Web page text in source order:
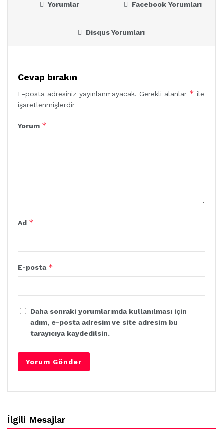
Yorumlar Facebook Yorumları
Disqus Yorumları
Cevap bırakın
E-posta adresiniz yayınlanmayacak. Gerekli alanlar * ile
işaretlenmişlerdir
Yorum *
Ad *
E-posta *
Daha sonraki yorumlarımda kullanılması için
adım, e-posta adresim ve site adresim bu
tarayıcıya kaydedilsin.
İlgili Mesajlar